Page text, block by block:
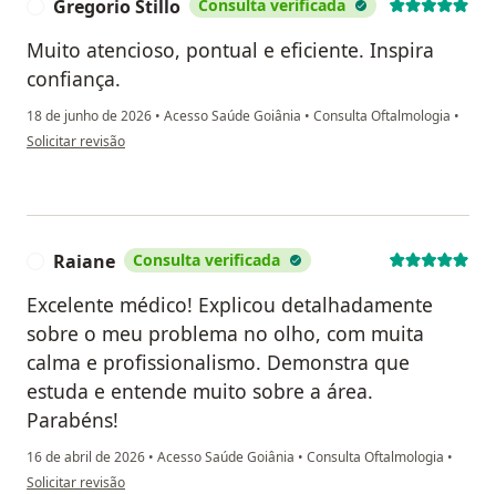
Gregorio Stillo Consulta verificada
Muito atencioso, pontual e eficiente. Inspira
confiança.
18 de junho de 2026 • Acesso Saúde Goiânia • Consulta Oftalmologia •
na opinião do utilizador Gregorio Stillo
Solicitar revisão
Raiane Consulta verificada
Excelente médico! Explicou detalhadamente
sobre o meu problema no olho, com muita
calma e profissionalismo. Demonstra que
estuda e entende muito sobre a área.
Parabéns!
16 de abril de 2026 • Acesso Saúde Goiânia • Consulta Oftalmologia •
na opinião do utilizador Raiane
Solicitar revisão